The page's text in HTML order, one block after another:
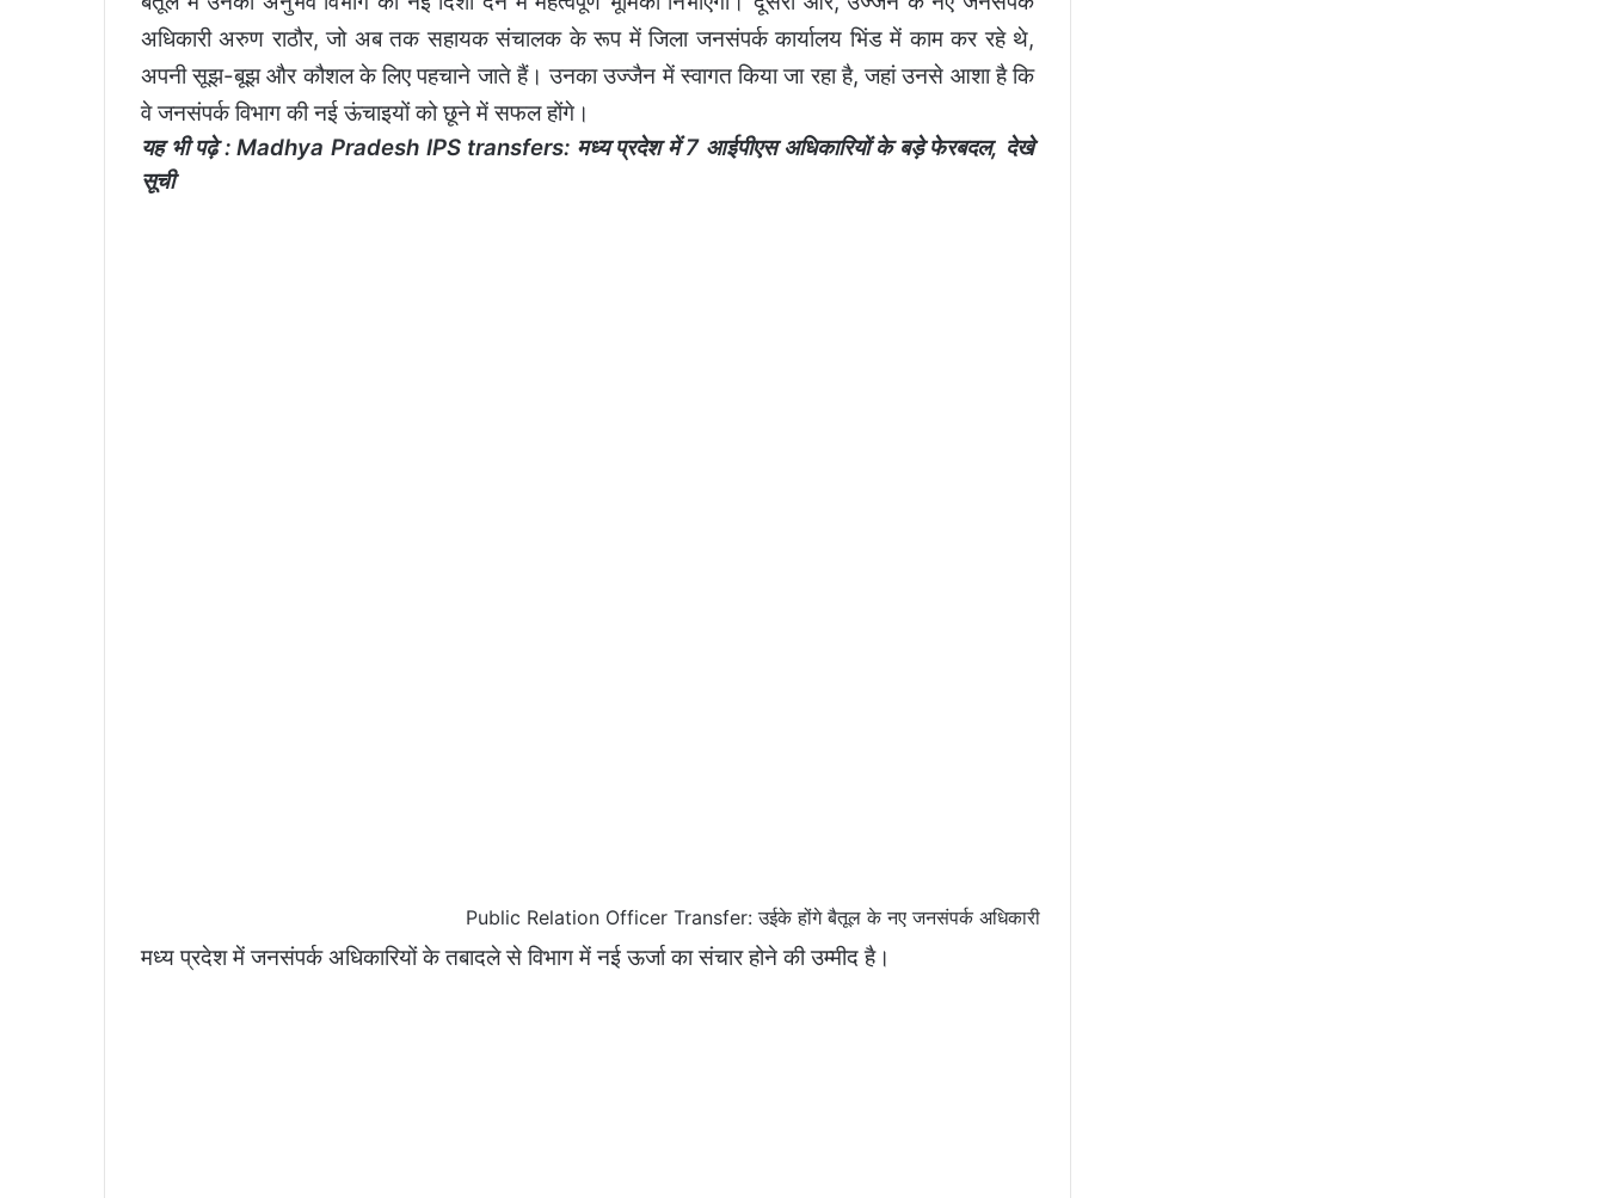
अधिकारी अरुण राठौर, जो अब तक सहायक संचालक के रूप में जिला जनसंपर्क कार्यालय भिंड में काम कर रहे थे,
अपनी सूझ-बूझ और कौशल के लिए पहचाने जाते हैं। उनका उज्जैन में स्वागत किया जा रहा है, जहां उनसे आशा है कि
वे जनसंपर्क विभाग की नई ऊंचाइयों को छूने में सफल होंगे।
यह भी पढ़े :Madhya Pradesh IPS transfers: मध्य प्रदेश में 7 आईपीएस अधिकारियों के बड़े फेरबदल, देखे
सूची
Public Relation Officer Transfer: उईके होंगे बैतूल के नए जनसंपर्क अधिकारी
मध्य प्रदेश में जनसंपर्क अधिकारियों के तबादले से विभाग में नई ऊर्जा का संचार होने की उम्मीद है।